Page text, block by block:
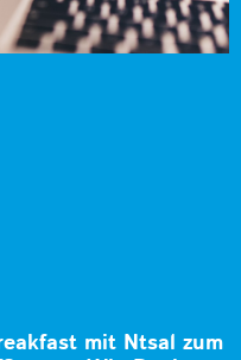
mit Ntsal zum